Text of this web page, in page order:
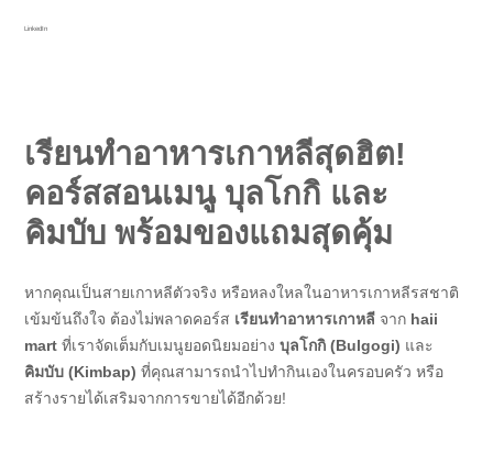
LinkedIn
เรียนทำอาหารเกาหลีสุดฮิต!
คอร์สสอนเมนู บุลโกกิ และ
คิมบับ พร้อมของแถมสุดคุ้ม
หากคุณเป็นสายเกาหลีตัวจริง หรือหลงใหลในอาหารเกาหลีรสชาติ
เข้มข้นถึงใจ ต้องไม่พลาดคอร์ส เรียนทำอาหารเกาหลี จาก haii
mart ที่เราจัดเต็มกับเมนูยอดนิยมอย่าง บุลโกกิ (Bulgogi) และ
คิมบับ (Kimbap) ที่คุณสามารถนำไปทำกินเองในครอบครัว หรือ
สร้างรายได้เสริมจากการขายได้อีกด้วย!